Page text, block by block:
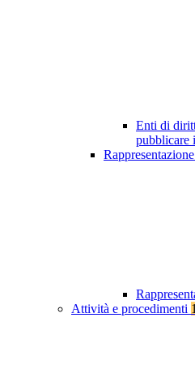
Enti di
pubblicare
Attività e procedimenti 1